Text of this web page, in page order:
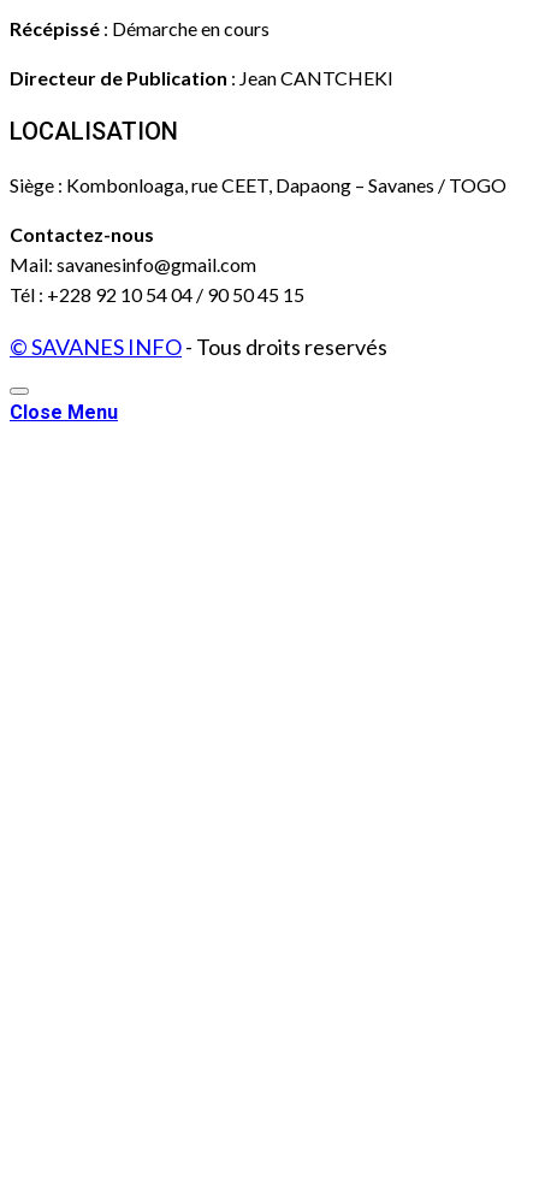
Récépissé : Démarche en cours
Directeur de Publication : Jean CANTCHEKI
LOCALISATION
Siège : Kombonloaga, rue CEET, Dapaong – Savanes / TOGO
Contactez-nous
Mail: savanesinfo@gmail.com
Tél : +228 92 10 54 04 / 90 50 45 15
© SAVANES INFO- Tous droits reservés
Close Menu